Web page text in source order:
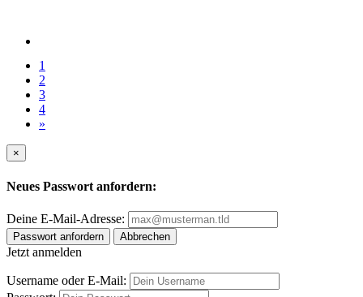
1
2
3
4
»
×
Neues Passwort anfordern:
Deine E-Mail-Adresse:
Passwort anfordern Abbrechen
Jetzt anmelden
Username oder E-Mail: